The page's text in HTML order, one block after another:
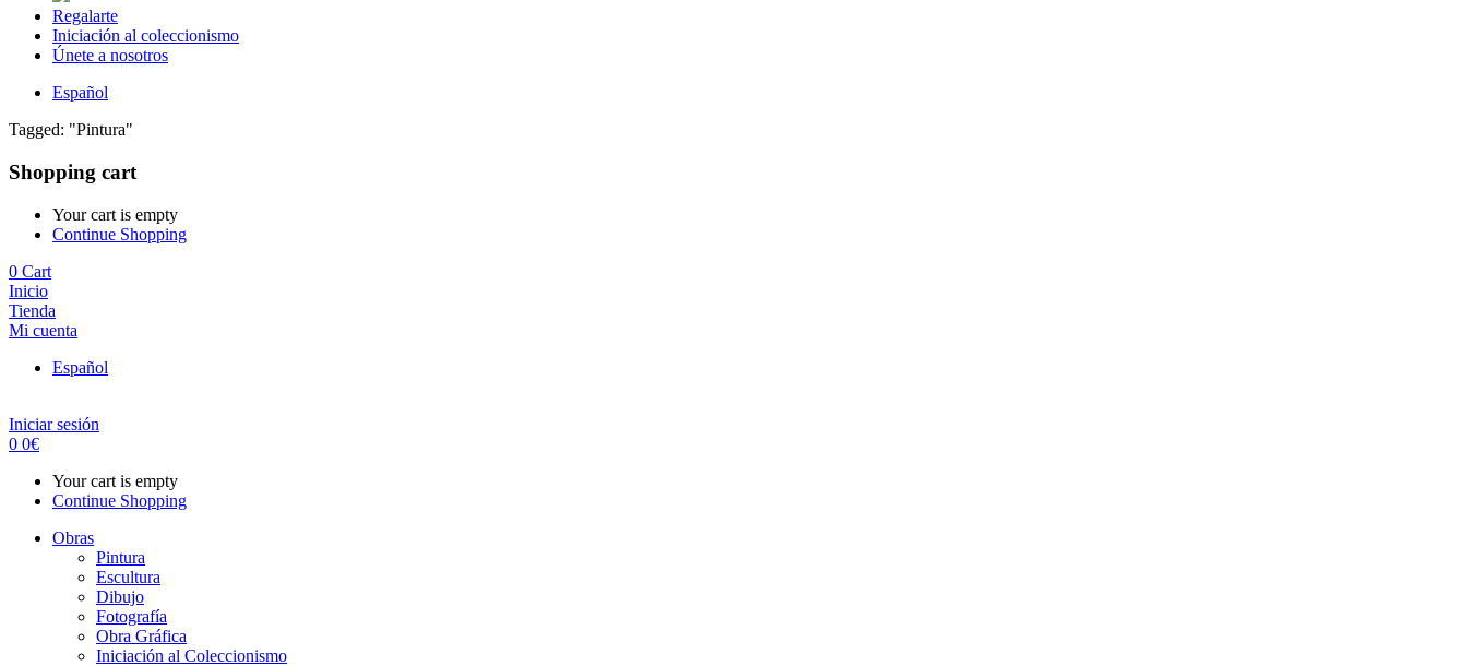
Regalarte
Iniciación al coleccionismo
Únete a nosotros
Español
Tagged: "Pintura"
Shopping cart
Your cart is empty
Continue Shopping
0 Cart
Inicio
Tienda
Mi cuenta
Español
Iniciar sesión
0 0€
Your cart is empty
Continue Shopping
Obras
Pintura
Escultura
Dibujo
Fotografía
Obra Gráfica
Iniciación al Coleccionismo